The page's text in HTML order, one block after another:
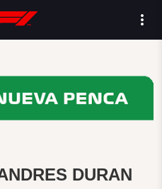
DURAN